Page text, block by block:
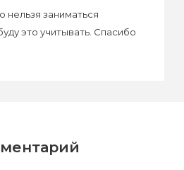
нельзя заниматься
это учитывать. Спасибо